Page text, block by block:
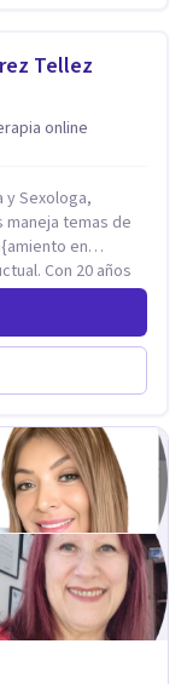
Terapia
y tus
y mejorar la
y Terapias
niños
para ayudarte
tu calidad de
Tellez
online
maneja temas de
Con 20 años
en las